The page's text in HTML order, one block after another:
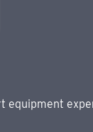
equipment